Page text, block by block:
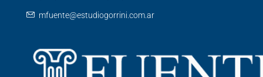
mfuente@estudiogorrini.com.ar